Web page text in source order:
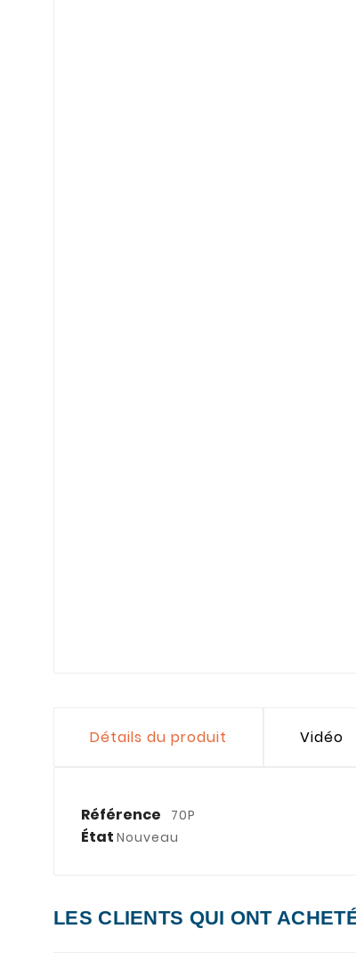
Détails du produit Vidéo
Référence 70P
État Nouveau
LES CLIENTS QUI ONT